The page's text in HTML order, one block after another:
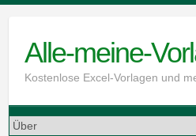
contentAlle-meine-
Kostenlose Excel-Vorlagen und